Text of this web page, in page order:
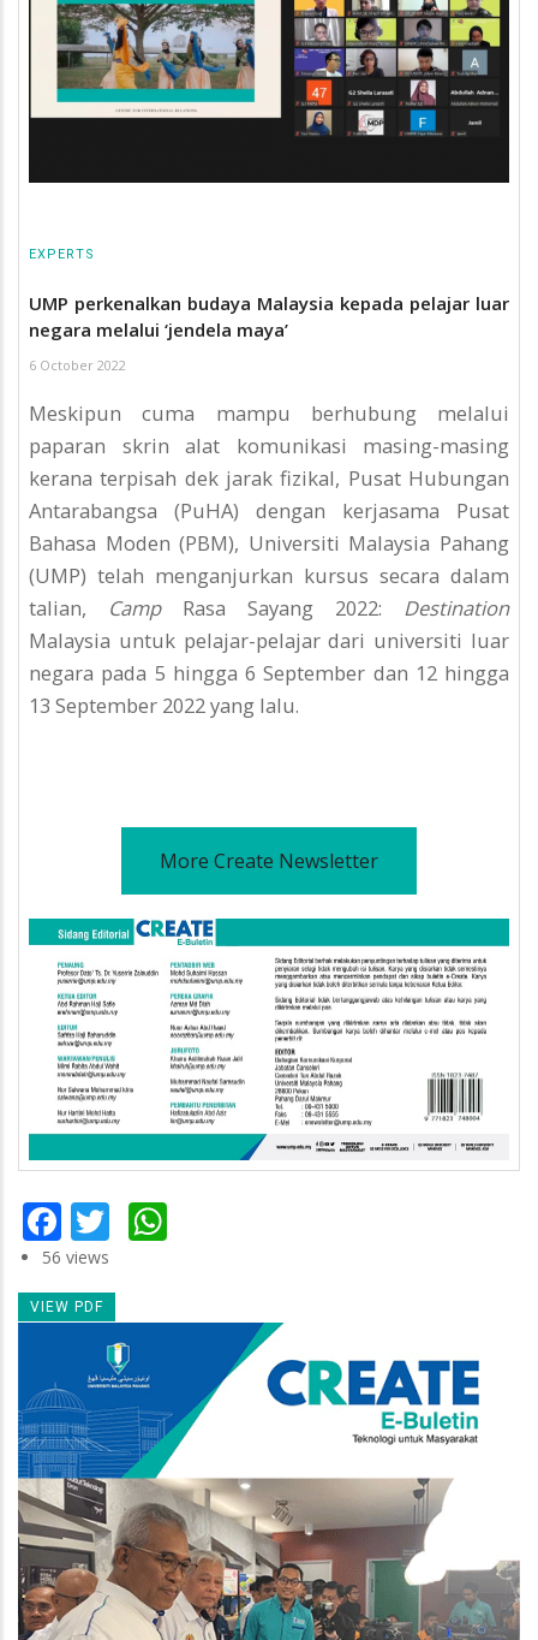
EXPERTS
UMP perkenalkan budaya Malaysia kepada pelajar luar
negara melalui ‘jendela maya’
6 October 2022
Meskipun cuma mampu berhubung melalui
paparan skrin alat komunikasi masing-masing
kerana terpisah dek jarak fizikal, Pusat Hubungan
Antarabangsa (PuHA) dengan kerjasama Pusat
Bahasa Moden (PBM), Universiti Malaysia Pahang
(UMP) telah menganjurkan kursus secara dalam
talian, CampRasa Sayang 2022: Destination
Malaysia untuk pelajar-pelajar dari universiti luar
negara pada 5 hingga 6 September dan 12 hingga
13 September 2022 yang lalu.
More Create Newsletter
Facebook
Twitter
56 views
VIEW PDF